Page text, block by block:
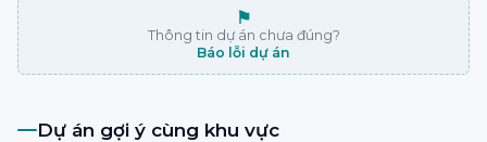
⚑
Thông tin dự án chưa đúng?
Báo lỗi dự án
Dự án gợi ý cùng khu vực